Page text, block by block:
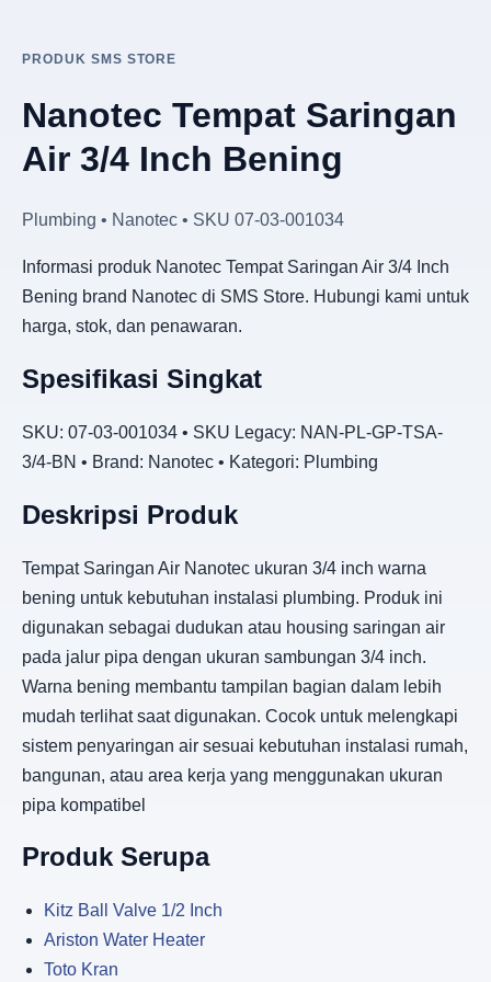
PRODUK SMS STORE
Nanotec Tempat Saringan
Air 3/4 Inch Bening
Plumbing • Nanotec • SKU 07-03-001034
Informasi produk Nanotec Tempat Saringan Air 3/4 Inch
Bening brand Nanotec di SMS Store. Hubungi kami untuk
harga, stok, dan penawaran.
Spesifikasi Singkat
SKU: 07-03-001034 • SKU Legacy: NAN-PL-GP-TSA-
3/4-BN • Brand: Nanotec • Kategori: Plumbing
Deskripsi Produk
Tempat Saringan Air Nanotec ukuran 3/4 inch warna
bening untuk kebutuhan instalasi plumbing. Produk ini
digunakan sebagai dudukan atau housing saringan air
pada jalur pipa dengan ukuran sambungan 3/4 inch.
Warna bening membantu tampilan bagian dalam lebih
mudah terlihat saat digunakan. Cocok untuk melengkapi
sistem penyaringan air sesuai kebutuhan instalasi rumah,
bangunan, atau area kerja yang menggunakan ukuran
pipa kompatibel
Produk Serupa
Kitz Ball Valve 1/2 Inch
Ariston Water Heater
Toto Kran